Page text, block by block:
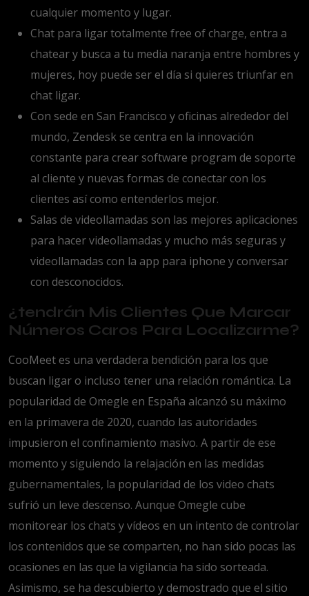
cualquier momento y lugar.
Chat para ligar totalmente free of charge, entra a
chatear y busca a tu media naranja entre hombres y
mujeres, hoy puede ser el día si quieres triunfar en
chat ligar.
Con sede en San Francisco y oficinas alrededor del
mundo, Zendesk se centra en la innovación
constante para crear software program de soporte
al cliente y nuevas formas de conectar con los
clientes así como entenderlos mejor.
Salas de videollamadas son las mejores aplicaciones
para hacer videollamadas y mucho más seguras y
videollamadas con la app para iphone y conversar
con desconocidos.
¿tendrán Mis Clientes Que Marcar
Números Caros Para Localizarme?
CooMeet es una verdadera bendición para los que
buscan ligar o incluso tener una relación romántica. La
popularidad de Omegle en España alcanzó su máximo
en la primavera de 2020, cuando las autoridades
impusieron el confinamiento masivo. A partir de ese
momento y siguiendo la relajación en las medidas
gubernamentales, la popularidad de los video chats
sufrió un leve descenso. Aunque Omegle cube
monitorear los chats y vídeos en un intento de controlar
los contenidos que se comparten, no han sido pocas las
ocasiones en las que la vigilancia ha sido sorteada.
Asimismo, se ha descubierto y demostrado que el sitio